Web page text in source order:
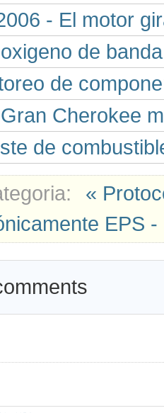
- El motor
de
de
Cherokee
de
«
EPS